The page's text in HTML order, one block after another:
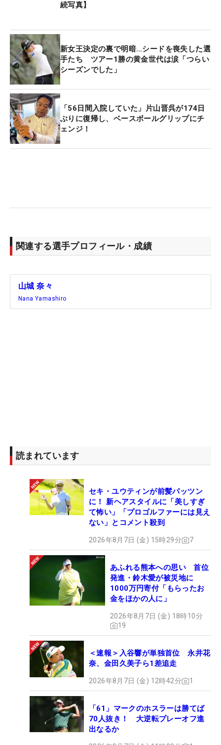
たパターをよく見ると、ドライバーやアイアンなど
面がしっかりしたグリップが多い。最近、男子ツア
ーでは石川遼ら数人のプロが使用やテストをするな
どプチ流行し、女子では永峰咲希が採用している。
「永峰（咲希）さんがパターに丸グリップをさして
いるという記事を見ました。自分がやったことがな
くて、いいなと思って試してみました」。
直近2試合は「硬めの打感が好き」とベティナルデ
ィのゼロトルクパターを使用していたが、今週スコ
「パッティングやパターに不満や悩みがあったわけ
ではないのですが、どうしたらもっと入るかなと。
が投入のきっかけだ。「構えやすさとかはあると思
ました」。
この日、7番パー4の2打目をグリーン右サイドに外
した。ボールからピンまで15歩。左足下がりの傾斜
でグリーンは砲台でグリーン面は下り傾斜。ボール
の勢いを殺して寄せたい場面で「インパクトで引く
ャリーをして「強い！」と思ったがボールの勢いは
なく、スルスルとカップに吸い込まれた。
「（インパクト後に）引くのは練習していないんで
すけど、何かの試合で成功して、またやってみまし
た。うまくボールの勢いは殺せました」とニンマ
リ。いいと思ったものを試したアプローチは“実践投
入”して、うまくいった。直感で試しているパターの
丸グリップも、宮崎行きの大きな助けになるだろ
う。（文・小高拓）
続写真】
新女王決定の裏で明暗…シードを喪失した選
手たち ツアー1勝の黄金世代は涙「つらい
シーズンでした」
「56日間入院していた」片山晋呉が174日
ぶりに復帰し、ベースボールグリップにチ
ェンジ！
関連する選手プロフィール・成績
山城 奈々
Nana Yamashiro
読まれています
セキ・ユウティンが前髪パッツン
に！ 新ヘアスタイルに「美しすぎ
て怖い」「プロゴルファーには見え
ない」とコメント殺到
2026年8月7日 (金) 15時29分 7
あふれる熊本への思い 首位
発進・鈴木愛が被災地に
1000万円寄付「もらったお
金をほかの人に」
2026年8月7日 (金) 18時10分
19
＜速報＞入谷響が単独首位 永井花
奈、金田久美子ら1差追走
2026年8月7日 (金) 12時42分 1
「61」マークのホスラーは勝てば
70人抜き！ 大逆転プレーオフ進
出なるか